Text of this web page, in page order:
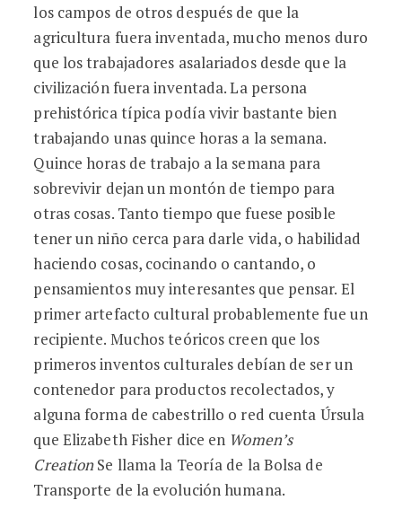
los campos de otros después de que la
agricultura fuera inventada, mucho menos duro
que los trabajadores asalariados desde que la
civilización fuera inventada. La persona
prehistórica típica podía vivir bastante bien
trabajando unas quince horas a la semana.
Quince horas de trabajo a la semana para
sobrevivir dejan un montón de tiempo para
otras cosas. Tanto tiempo que fuese posible
tener un niño cerca para darle vida, o habilidad
haciendo cosas, cocinando o cantando, o
pensamientos muy interesantes que pensar. El
primer artefacto cultural probablemente fue un
recipiente. Muchos teóricos creen que los
primeros inventos culturales debían de ser un
contenedor para productos recolectados, y
alguna forma de cabestrillo o red cuenta Úrsula
que Elizabeth Fisher dice en Women’s
CreationSe llama la Teoría de la Bolsa de
Transporte de la evolución humana.